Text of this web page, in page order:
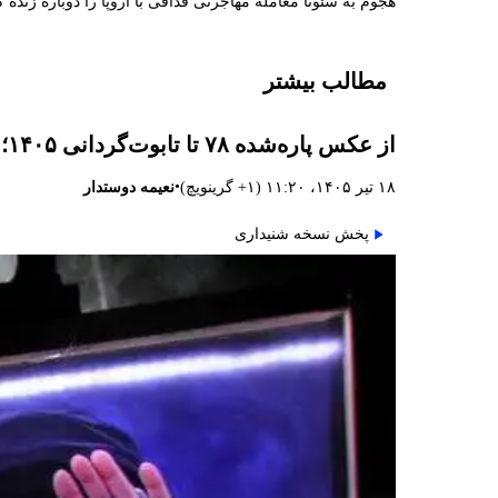
مطالب بیشتر
از عکس پاره‌شده ۷۸ تا تابوت‌گردانی ۱۴۰۵؛ ۱۸ تیر و پایان خامنه‌ای
۱۸ تیر ۱۴۰۵، ۱۱:۲۰ (‎+۱ گرینویچ) •نعیمه دوستدار
پخش نسخه شنیداری